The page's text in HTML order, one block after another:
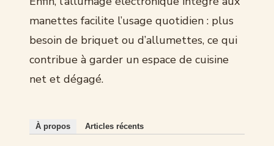
manettes facilite l’usage quotidien : plus
besoin de briquet ou d’allumettes, ce qui
contribue à garder un espace de cuisine
net et dégagé.
À propos Articles récents